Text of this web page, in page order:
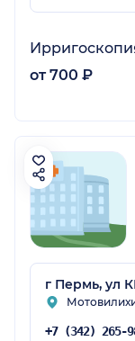
от 700 ₽
г Пермь, ул